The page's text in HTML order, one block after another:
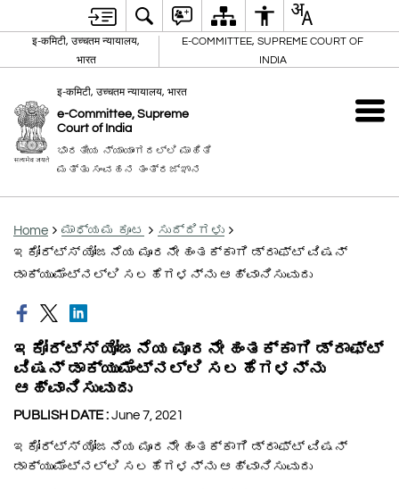
इ-कमिटी, उच्चतम न्यायालय,
भारत
E-COMMITTEE, SUPREME COURT OF
INDIA
इ-कमिटी, उच्चतम न्यायालय, भारत
e-Committee, Supreme
Court of India
ಭಾರತೀಯ ನ್ಯಾಯಾಂಗದಲ್ಲಿ ಮಾಹಿತಿ
ಮತ್ತು ಸಂವಹನ ತಂತ್ರಜ್ಞಾನ
Home ಮಾಧ್ಯಮ ಕೂಟ
ಸುದ್ದಿಗಳು
ಇಕೋರ್ಟ್ಸ್ ಯೋಜನೆಯ ಮೂರನೇ ಹಂತಕ್ಕಾಗಿ ಡ್ರಾಫ್ಟ್ ವಿಷನ್
ಡಾಕ್ಯುಮೆಂಟ್‌ನಲ್ಲಿ ಸಲಹೆಗಳನ್ನು ಆಹ್ವಾನಿಸುವುದು
ಇಕೋರ್ಟ್ಸ್ ಯೋಜನೆಯ ಮೂರನೇ ಹಂತಕ್ಕಾಗಿ ಡ್ರಾಫ್ಟ್
ವಿಷನ್ ಡಾಕ್ಯುಮೆಂಟ್‌ನಲ್ಲಿ ಸಲಹೆಗಳನ್ನು
ಆಹ್ವಾನಿಸುವುದು
PUBLISH DATE : June 7, 2021
ಇಕೋರ್ಟ್ಸ್ ಯೋಜನೆಯ ಮೂರನೇ ಹಂತಕ್ಕಾಗಿ ಡ್ರಾಫ್ಟ್ ವಿಷನ್
ಡಾಕ್ಯುಮೆಂಟ್‌ನಲ್ಲಿ ಸಲಹೆಗಳನ್ನು ಆಹ್ವಾನಿಸುವುದು